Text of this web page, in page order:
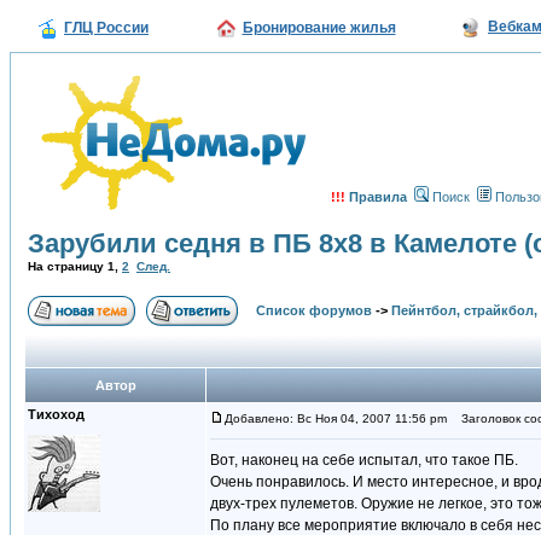
ГЛЦ России Бронирование жилья
!!! Правила Поиск
Зарубили седня в ПБ 8х8 в Камелоте
На страницу 1 2 След.
Список форумов -> Пейнтбол,
Автор
Тихоход
Добавлено: Вс Ноя 04, 2007 11:56 pm Заголовок
Вот, наконец на себе испытал, что такое ПБ.
Очень понравилось. И место интересное, и
двух-трех пулеметов. Оружие не легкое, это
По плану все мероприятие включало в себя